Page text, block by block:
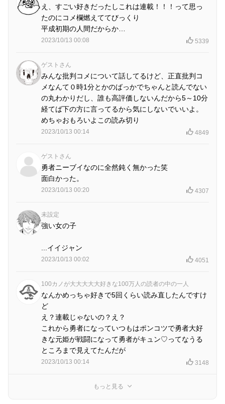
え、すごい好きだったしこれは連載！！！って思っ
たのにコメ欄燃えててびっくり
平成初期の人間だからか…
2023/10/13 00:08 5339
ゲストさん
みんな批判コメについて話してるけど、正直批判コ
メなんて０時1分とかのばっかでちゃんと読んでない
の丸わかりだし、誰も高評価しないんだから5～10分
経てば下の方に言ってるから気にしないでいいよ。
めちゃおもろいよこの読み切り
2023/10/13 00:14 4849
ゲストさん
勇者ニーブイなのに全然鈍く無かった笑
面白かった。
2023/10/13 00:20 4307
未設定
強い女の子
...イイジャン
2023/10/13 00:02 4051
100カノが大大大大大好きな100万人の読者の中の一人
なんかめっちゃ好きで5回くらい読み直したんですけ
ど
え？連載じゃないの？え？
これから勇者になっていつもはポンコツで勇者大好
きな元姫が戦闘になって勇者がキュン♡ってなうる
ところまで見えてたんだが
2023/10/13 00:14 3148
もっと見る